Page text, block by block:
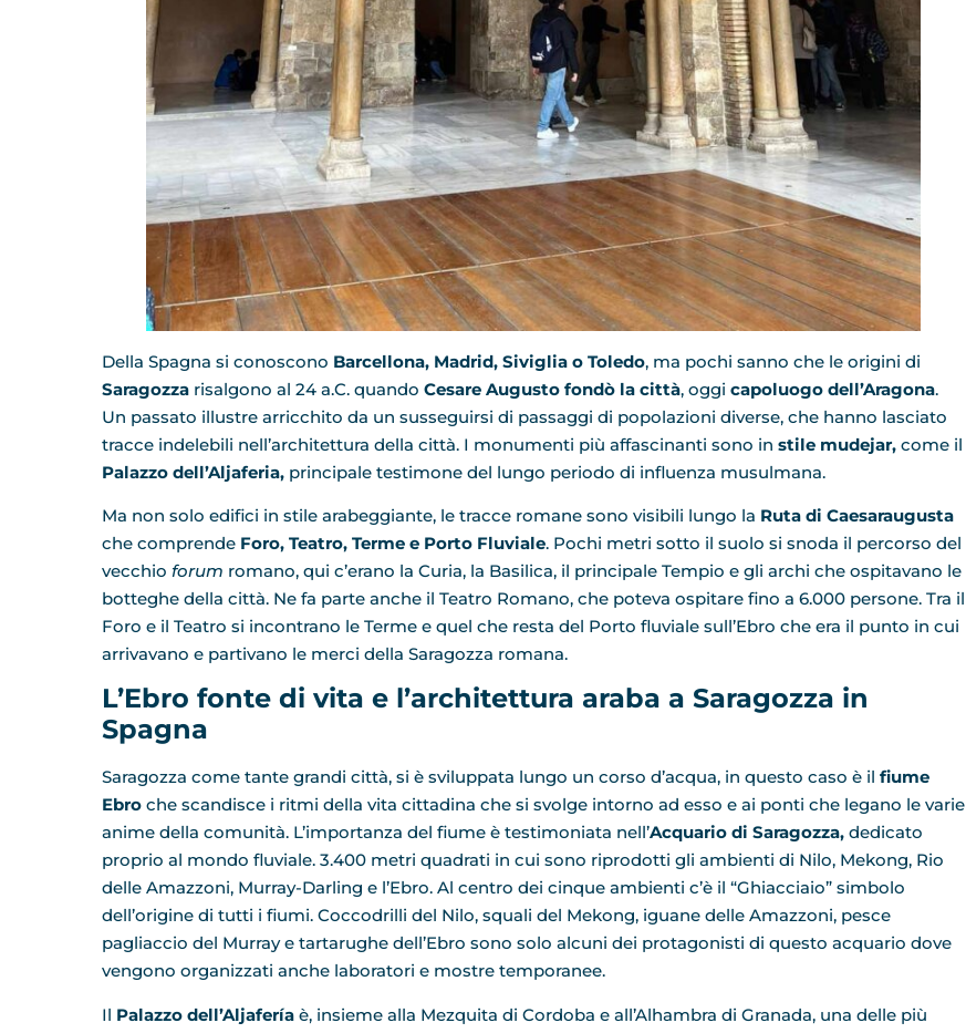
Della Spagna si conoscono Barcellona, Madrid, Siviglia o Toledo, ma pochi sanno che le origini di
Saragozza risalgono al 24 a.C. quando Cesare Augusto fondò la città, oggi capoluogo dell’Aragona.
Un passato illustre arricchito da un susseguirsi di passaggi di popolazioni diverse, che hanno lasciato
tracce indelebili nell’architettura della città. I monumenti più affascinanti sono in stile mudejar, come il
Palazzo dell’Aljaferia, principale testimone del lungo periodo di influenza musulmana.
Ma non solo edifici in stile arabeggiante, le tracce romane sono visibili lungo la Ruta di Caesaraugusta
che comprende Foro, Teatro, Terme e Porto Fluviale. Pochi metri sotto il suolo si snoda il percorso del
vecchio forum romano, qui c’erano la Curia, la Basilica, il principale Tempio e gli archi che ospitavano le
botteghe della città. Ne fa parte anche il Teatro Romano, che poteva ospitare fino a 6.000 persone. Tra il
Foro e il Teatro si incontrano le Terme e quel che resta del Porto fluviale sull’Ebro che era il punto in cui
arrivavano e partivano le merci della Saragozza romana.
L’Ebro fonte di vita e l’architettura araba a Saragozza in
Spagna
Saragozza come tante grandi città, si è sviluppata lungo un corso d’acqua, in questo caso è il fiume
Ebro che scandisce i ritmi della vita cittadina che si svolge intorno ad esso e ai ponti che legano le varie
anime della comunità. L’importanza del fiume è testimoniata nell’Acquario di Saragozza, dedicato
proprio al mondo fluviale. 3.400 metri quadrati in cui sono riprodotti gli ambienti di Nilo, Mekong, Rio
delle Amazzoni, Murray-Darling e l’Ebro. Al centro dei cinque ambienti c’è il “Ghiacciaio” simbolo
dell’origine di tutti i fiumi. Coccodrilli del Nilo, squali del Mekong, iguane delle Amazzoni, pesce
pagliaccio del Murray e tartarughe dell’Ebro sono solo alcuni dei protagonisti di questo acquario dove
vengono organizzati anche laboratori e mostre temporanee.
Il Palazzo dell’Aljafería è, insieme alla Mezquita di Cordoba e all’Alhambra di Granada, una delle più